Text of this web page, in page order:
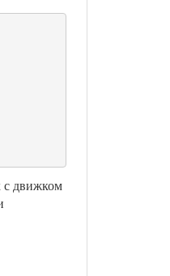
с движком